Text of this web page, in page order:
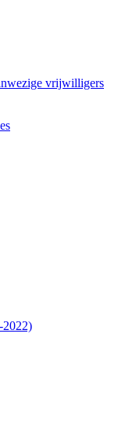
vrijwilligers
2022)